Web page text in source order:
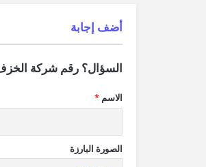
‫أضف إجابة
السؤال؟ رقم شركة
الاسم *
الصورة البارزة